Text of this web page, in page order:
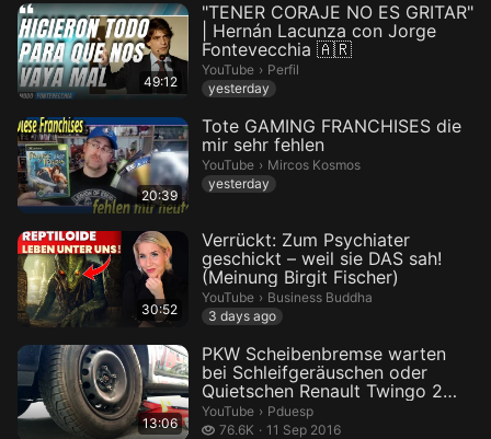
49:12
"TENER CORAJE NO ES GRITAR"
| Hernán Lacunza con Jorge
Fontevecchia 🇦🇷
YouTube › Perfil.
Perfil
yesterday
20:39
Tote GAMING FRANCHISES die
mir sehr fehlen
YouTube › Mircos Kosmos.
Mircos Kosmos
yesterday
30:52
Verrückt: Zum Psychiater
geschickt – weil sie DAS sah!
(Meinung Birgit Fischer)
YouTube › Business Buddha.
Business Buddha
3 days ago
13:06
PKW Scheibenbremse warten
bei Schleifgeräuschen oder
Quietschen Renault Twingo 2
Anle...
YouTube › Pduesp.
Pduesp
76.6K
76.6 thousand views
11 Sep 2016